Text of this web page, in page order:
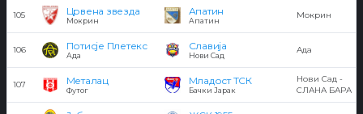
105 Црвена звезда
Мокрин
Апатин
Апатин
Мокрин
106 Потисје Плетекс
Ада
Славија
Нови Сад
Ада
107 Металац
Футог
Младост ТСК
Бачки Јарак
Нови Сад -
СЛАНА БАРА